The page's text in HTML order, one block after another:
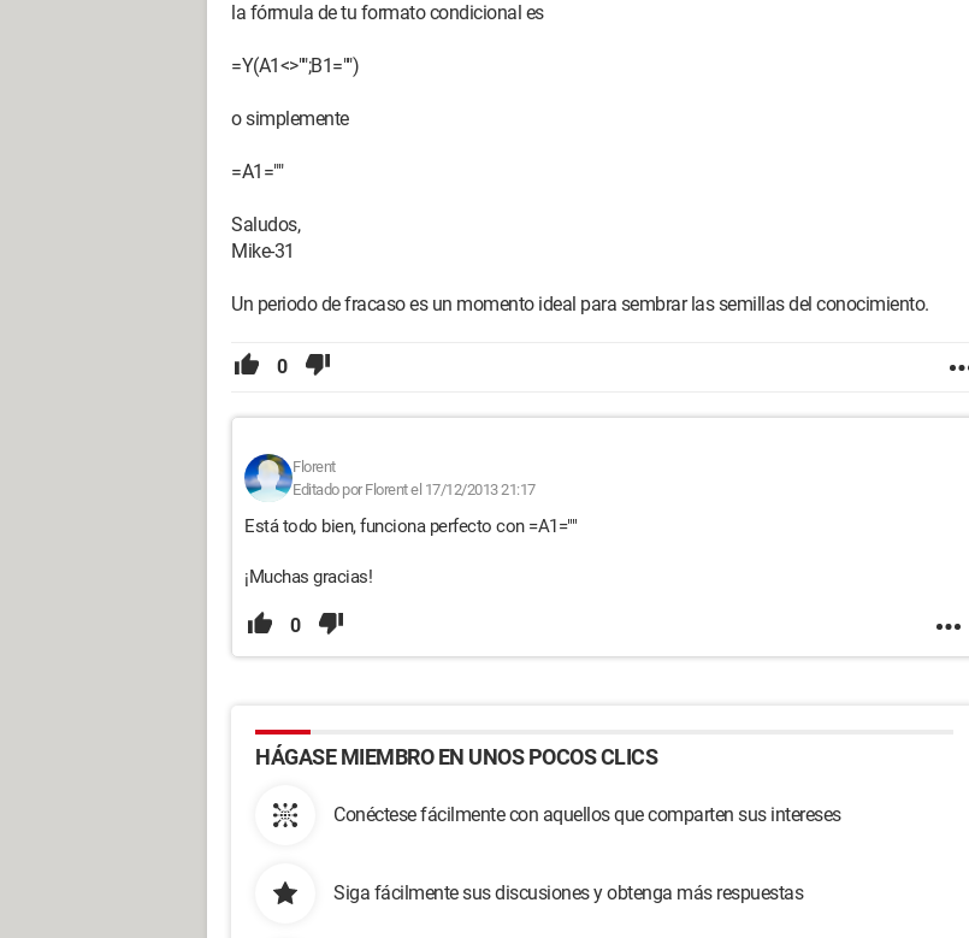
la fórmula de tu formato condicional es
=Y(A1<>"";B1="")
o simplemente
=A1=""
Saludos,
Mike-31
Un periodo de fracaso es un momento ideal para sembrar las semillas del conocimiento.
0
Florent
Editado por Florent el 17/12/2013 21:17
Está todo bien, funciona perfecto con =A1=""
¡Muchas gracias!
0
HÁGASE MIEMBRO EN UNOS POCOS CLICS
Conéctese fácilmente con aquellos que comparten sus intereses
Siga fácilmente sus discusiones y obtenga más respuestas